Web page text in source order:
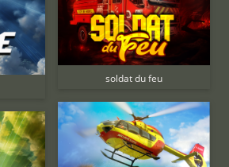
soldat du feu